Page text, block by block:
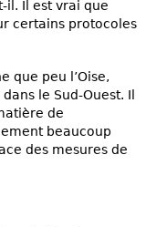
il. Il est vrai que
certains protocoles
que peu l’Oise,
le Sud-Ouest. Il
de
beaucoup
des mesures de